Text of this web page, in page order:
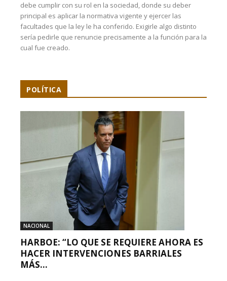
debe cumplir con su rol en la sociedad, donde su deber
principal es aplicar la normativa vigente y ejercer las
facultades que la ley le ha conferido. Exigirle algo distinto
sería pedirle que renuncie precisamente a la función para la
cual fue creado.
POLÍTICA
NACIONAL
HARBOE: “LO QUE SE REQUIERE AHORA ES
HACER INTERVENCIONES BARRIALES
MÁS...